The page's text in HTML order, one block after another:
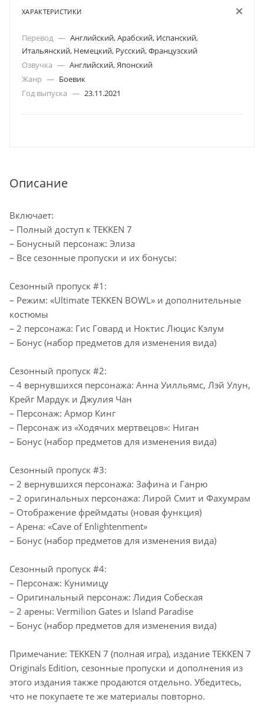
ХАРАКТЕРИСТИКИ
Перевод — Английский, Арабский, Испанский,
Итальянский, Немецкий, Русский, Французский
Озвучка — Английский, Японский
Жанр — Боевик
Год выпуска — 23.11.2021
Описание
Включает:
– Полный доступ к TEKKEN 7
– Бонусный персонаж: Элиза
– Все сезонные пропуски и их бонусы:
Сезонный пропуск #1:
– Режим: «Ultimate TEKKEN BOWL» и дополнительные
костюмы
– 2 персонажа: Гис Говард и Ноктис Люцис Кэлум
– Бонус (набор предметов для изменения вида)
Сезонный пропуск #2:
– 4 вернувшихся персонажа: Анна Уилльямс, Лэй Улун,
Крейг Мардук и Джулия Чан
– Персонаж: Армор Кинг
– Персонаж из «Ходячих мертвецов»: Ниган
– Бонус (набор предметов для изменения вида)
Сезонный пропуск #3:
– 2 вернувшихся персонажа: Зафина и Ганрю
– 2 оригинальных персонажа: Лирой Смит и Фахумрам
– Отображение фреймдаты (новая функция)
– Арена: «Cave of Enlightenment»
– Бонус (набор предметов для изменения вида)
Сезонный пропуск #4:
– Персонаж: Кунимицу
– Оригинальный персонаж: Лидия Собеская
– 2 арены: Vermilion Gates и Island Paradise
– Бонус (набор предметов для изменения вида)
Примечание: TEKKEN 7 (полная игра), издание TEKKEN 7
Originals Edition, сезонные пропуски и дополнения из
этого издания также продаются отдельно. Убедитесь,
что не покупаете те же материалы повторно.